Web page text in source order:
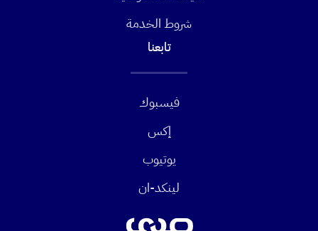
شروط الخدمة
تابعنا
فيسبوك
إكس
يوتيوب
لينكد-ان